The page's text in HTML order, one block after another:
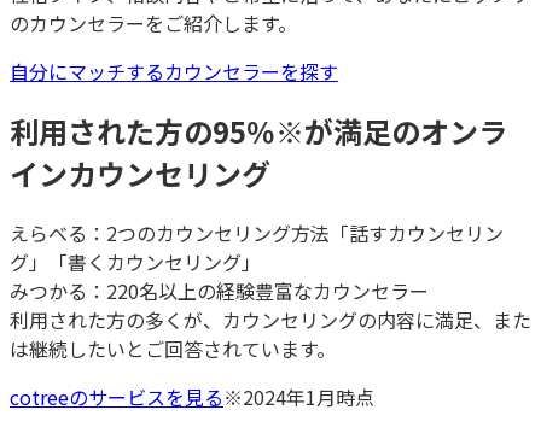
のカウンセラーをご紹介します。
自分にマッチするカウンセラーを探す
利用された方の95％※が満足のオンラ
インカウンセリング
えらべる：2つのカウンセリング方法「話すカウンセリン
グ」「書くカウンセリング」
みつかる：220名以上の経験豊富なカウンセラー
利用された方の多くが、カウンセリングの内容に満足、また
は継続したいとご回答されています。
cotreeのサービスを見る※2024年1月時点